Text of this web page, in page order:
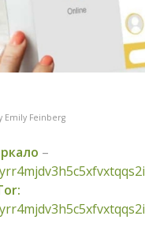
Emily Feinberg
–